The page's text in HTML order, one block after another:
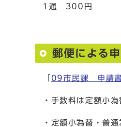
1通 300円
郵便による
09市民課 申請書
・手数料は定額小
・定額小為替・普